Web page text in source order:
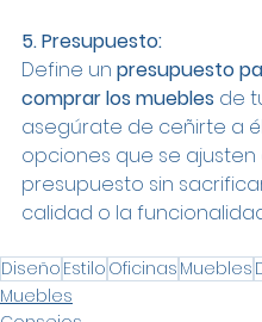
5. Presupuesto:
Define un presupuesto
comprar los muebles de
asegúrate de ceñirte a
opciones que se ajusten
presupuesto sin
calidad o la
Diseño Estilo Oficinas Muebles
Muebles